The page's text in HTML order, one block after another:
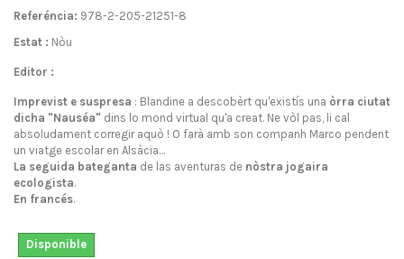
Referéncia: 978-2-205-21251-8
Estat : Nòu
Editor :
Imprevist e suspresa : Blandine a descobèrt qu'existís una òrra ciutat
dicha "Nauséa" dins lo mond virtual qu'a creat. Ne vòl pas, li cal
absoludament corregir aquò ! O farà amb son companh Marco pendent
un viatge escolar en Alsàcia…
La seguida bateganta de las aventuras de nòstra jogaira
ecologista.
En francés.
Disponible